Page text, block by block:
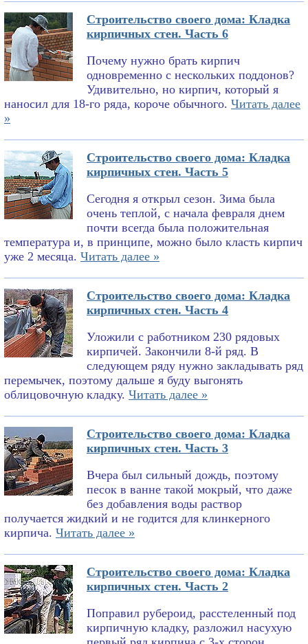
Строительство своего дома: Кладка
кирпичных стен. Часть 6
Почему нужно брать кирпич
одновременно с нескольких поддонов?
Удивительно, но кирпич, который я
наносил для 18-го ряда, короче обычного. Читать далее
»
Строительство своего дома: Кладка
кирпичных стен. Часть 5
Сегодня я открыл сезон. Зима была
очень теплой, с начала февраля днем
почти всегда была положительная
температура и, в принципе, можно было класть кирпич
уже 2 месяца. Читать далее »
Строительство своего дома: Кладка
кирпичных стен. Часть 4
Уложили с работником 230 рядовых
кирпичей. Закончили 8-й ряд. В
следующем ряду нужно закладывать ряд
перемычек, поэтому дальше я буду выгонять
облицовочную кладку. Читать далее »
Строительство своего дома: Кладка
кирпичных стен. Часть 3
Вчера был сильный дождь, поэтому
песок в ванне такой мокрый, что даже
без добавления воды раствор
получается жидкий и не годится для клинкерного
кирпича. Читать далее »
Строительство своего дома: Кладка
кирпичных стен. Часть 2
Поправил рубероид, расстеленный под
кирпичную кладку, разложил насухую